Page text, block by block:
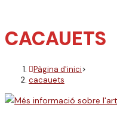
CACAUETS
Pàgina d'inici>
cacauets